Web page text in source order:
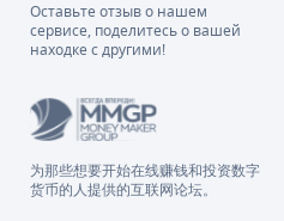
Оставьте отзыв о нашем
сервисе, поделитесь о вашей
находке с другими!
为那些想要开始在线赚钱和投资数字
货币的人提供的互联网论坛。